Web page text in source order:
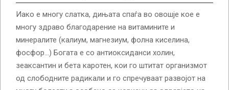
Иако е многу слатка, дињата спаѓа во овошје кое е
многу здраво благодарение на витамините и
минералите (калиум, магнезиум, фолна киселина,
фосфор…) Богата е со антиоксиданси холин,
зеаксантин и бета каротен, кои го штитат организмот
од слободните радикали и го спречуваат развојот на